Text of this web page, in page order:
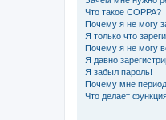
Что такое COPPA?
Почему я не могу
Я только что
Почему я не могу
Я давно
Я забыл пароль!
Почему мне
Что делает